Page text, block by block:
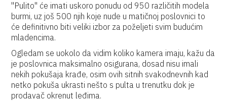
''Pulito'' će imati uskoro ponudu od 950 različitih modela
burmi, uz još 500 njih koje nude u matičnoj poslovnici to
će definitivno biti veliki izbor za poželjeti svim budućim
mladencima.
Ogledam se uokolo da vidim koliko kamera imaju, kažu da
je poslovnica maksimalno osigurana, dosad nisu imali
nekih pokušaja krađe, osim ovih sitnih svakodnevnih kad
netko pokuša ukrasti nešto s pulta u trenutku dok je
prodavač okrenut leđima.